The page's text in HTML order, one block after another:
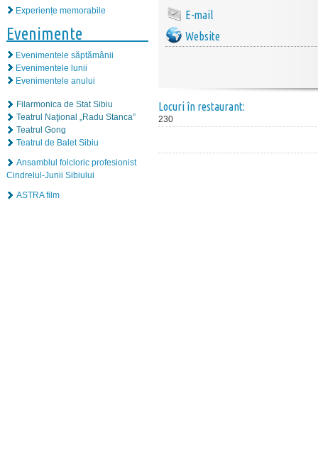
Experiențe memorabile
Evenimente
Evenimentele săptămânii
Evenimentele lunii
Evenimentele anului
Filarmonica de Stat Sibiu
Teatrul Naţional „Radu Stanca”
Teatrul Gong
Teatrul de Balet Sibiu
Ansamblul folcloric profesionist
Cindrelul-Junii Sibiului
ASTRA film
E-mail
Website
Locuri în restaurant:
230